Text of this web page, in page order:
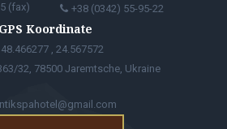
(fax)
+38 (0342) 55-95-22
GPS Koordinate
48.466277 , 24.567572
32, 78500 Jaremtsche, Ukraine